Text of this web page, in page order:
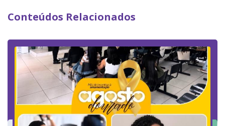
Conteúdos Relacionados